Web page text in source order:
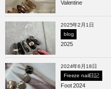
Valentine
2025年2月1日
blog
2025
2024年6月18日
Freeze nail日記
Foot 2024